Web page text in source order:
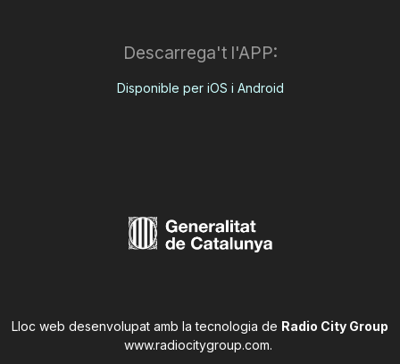
Descarrega't l'APP:
Disponible per iOS i Android
Lloc web desenvolupat amb la tecnologia de Radio City Group
www.radiocitygroup.com.